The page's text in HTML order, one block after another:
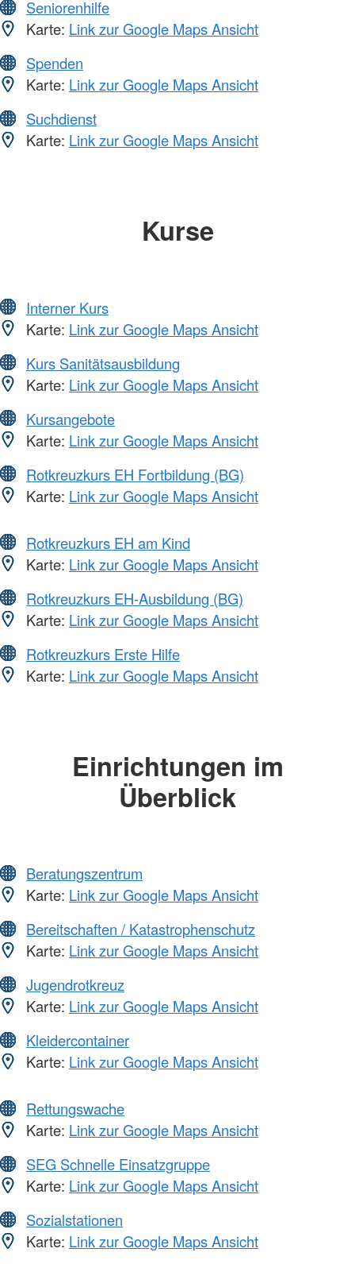
Seniorenhilfe
Karte: Link zur Google Maps Ansicht
Spenden
Karte: Link zur Google Maps Ansicht
Suchdienst
Karte: Link zur Google Maps Ansicht
Kurse
Interner Kurs
Karte: Link zur Google Maps Ansicht
Kurs Sanitätsausbildung
Karte: Link zur Google Maps Ansicht
Kursangebote
Karte: Link zur Google Maps Ansicht
Rotkreuzkurs EH Fortbildung (BG)
Karte: Link zur Google Maps Ansicht
Rotkreuzkurs EH am Kind
Karte: Link zur Google Maps Ansicht
Rotkreuzkurs EH-Ausbildung (BG)
Karte: Link zur Google Maps Ansicht
Rotkreuzkurs Erste Hilfe
Karte: Link zur Google Maps Ansicht
Einrichtungen im
Überblick
Beratungszentrum
Karte: Link zur Google Maps Ansicht
Bereitschaften / Katastrophenschutz
Karte: Link zur Google Maps Ansicht
Jugendrotkreuz
Karte: Link zur Google Maps Ansicht
Kleidercontainer
Karte: Link zur Google Maps Ansicht
Rettungswache
Karte: Link zur Google Maps Ansicht
SEG Schnelle Einsatzgruppe
Karte: Link zur Google Maps Ansicht
Sozialstationen
Karte: Link zur Google Maps Ansicht